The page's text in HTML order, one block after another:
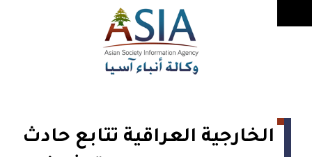
الخارجية العراقية تتابع حادث